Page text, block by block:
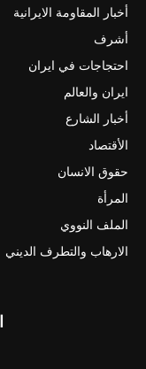
أخبار المقاومة الايرانية
أشرف
احتجاجات في ايران
ايران والعالم
أخبار الشارع
الأقتصاد
حقوق الانسان
المرأة
الملف النووي
الارهاب والتطرف الديني